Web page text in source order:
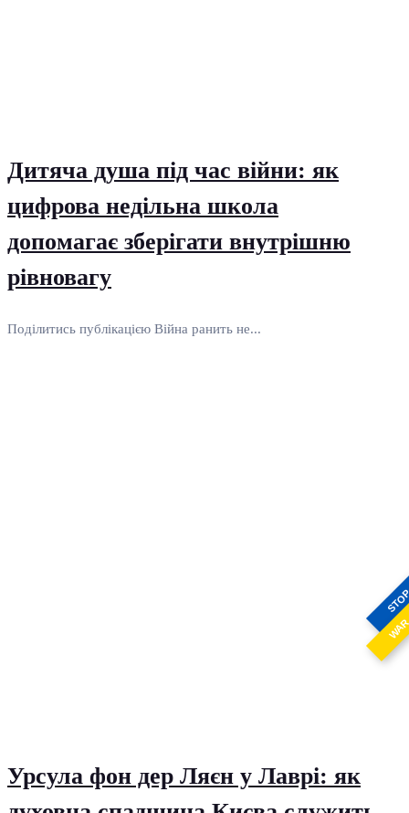
Дитяча душа під час війни: як
цифрова недільна школа
допомагає зберігати внутрішню
рівновагу
Поділитись публікацією Війна ранить не...
Урсула фон дер Ляєн у Лаврі: як